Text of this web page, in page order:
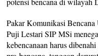
Pakar Komunikasi
Puji Lestari SIP MSi
kebencanaan harus